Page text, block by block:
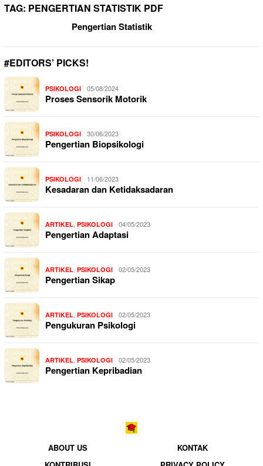
TAG: PENGERTIAN STATISTIK PDF
Pengertian Statistik
#EDITORS’ PICKS!
PSIKOLOGI 05/08/2024
Proses Sensorik Motorik
PSIKOLOGI 30/06/2023
Pengertian Biopsikologi
PSIKOLOGI 11/06/2023
Kesadaran dan Ketidaksadaran
ARTIKEL PSIKOLOGI 04/05/2023
Pengertian Adaptasi
ARTIKEL PSIKOLOGI 02/05/2023
Pengertian Sikap
ARTIKEL PSIKOLOGI 02/05/2023
Pengukuran Psikologi
ARTIKEL PSIKOLOGI 02/05/2023
Pengertian Kepribadian
ABOUT US
KONTAK